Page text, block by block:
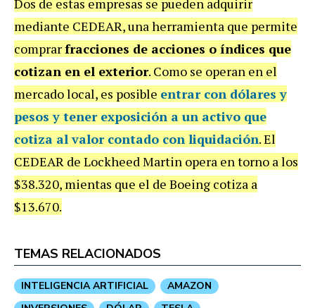
Dos de estas empresas se pueden adquirir
mediante CEDEAR, una herramienta que permite
comprarfracciones de acciones o índices que
cotizan en el exterior. Como se operan en el
mercado local, es posible entrar con dólares y
pesos y tener exposición a un activo que
cotiza al valor contado con liquidación. El
CEDEAR de Lockheed Martin opera en torno a los
$38.320, mientas que el de Boeing cotiza a
$13.670.
TEMAS RELACIONADOS
INTELIGENCIA ARTIFICIAL
AMAZON